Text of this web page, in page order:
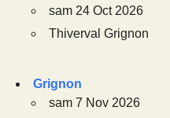
sam 24 Oct 2026
Thiverval Grignon
Grignon
sam 7 Nov 2026